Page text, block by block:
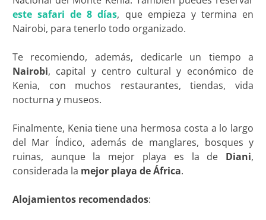
este safari de 8 días, que empieza y termina en
Nairobi, para tenerlo todo organizado.
Te recomiendo, además, dedicarle un tiempo a
Nairobi, capital y centro cultural y económico de
Kenia, con muchos restaurantes, tiendas, vida
nocturna y museos.
Finalmente, Kenia tiene una hermosa costa a lo largo
del Mar Índico, además de manglares, bosques y
ruinas, aunque la mejor playa es la de Diani,
considerada la mejor playa de África.
Alojamientos recomendados: